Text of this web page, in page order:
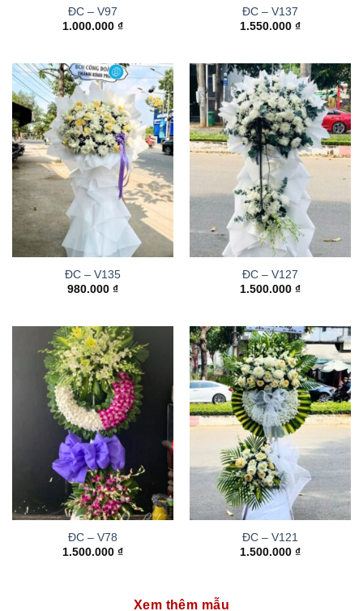
ĐC – V97
1.000.000 ₫
ĐC – V137
1.550.000 ₫
ĐC – V135
980.000 ₫
ĐC – V127
1.500.000 ₫
ĐC – V78
1.500.000 ₫
ĐC – V121
1.500.000 ₫
Xem thêm mẫu